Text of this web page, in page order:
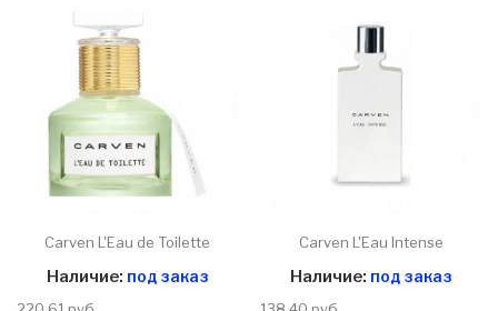
Carven L'Eau de Toilette
Наличие: под заказ
Carven L'Eau Intense
Наличие: под заказ